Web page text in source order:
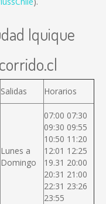
Iquique
Salidas Horarios
Lunes a
Domingo
07:00 07:30
09:30 09:55
10:50 11:20
12:01 12:25
19.31 20:00
20:31 21:00
22:31 23:26
23:55